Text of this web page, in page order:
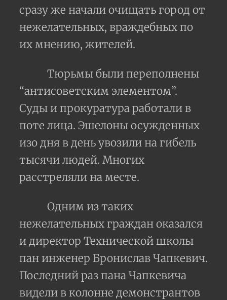
сразу же начали очищать город от
нежелательных, враждебных по
их мнению, жителей.
Тюрьмы были переполнены
“антисоветским элементом”.
Суды и прокуратура работали в
поте лица. Эшелоны осужденных
изо дня в день увозили на гибель
тысячи людей. Многих
расстреляли на месте.
Одним из таких
нежелательных граждан оказался
и директор Технической школы
пан инженер Бронислав Чапкевич.
Последний раз пана Чапкевича
видели в колонне демонстрантов